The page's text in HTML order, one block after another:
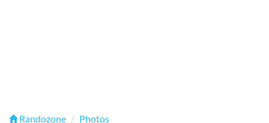
Randozone
Photos